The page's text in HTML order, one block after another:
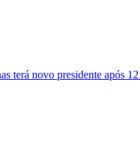
terá novo presidente após